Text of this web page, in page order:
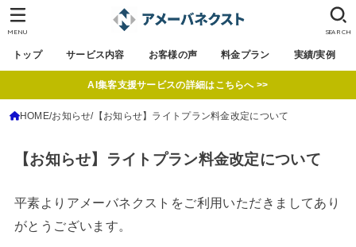
トップ サービス内容 お客様の声 料金プラン 実績/実例
SEARCH
MENU
AI集客支援サービスの詳細はこちらへ >>
HOME お知らせ 【お知らせ】ライトプラン料金改定について
【お知らせ】ライトプラン料金改定について
平素よりアメーバネクストをご利用いただきましてあり
がとうございます。